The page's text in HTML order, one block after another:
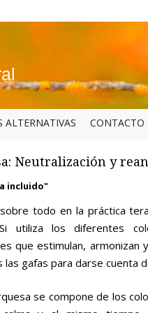
ALTERNATIVAS CONTACTO
Neutralización y
incluido"
todo en la práctica
utiliza los diferentes
que estimulan, armonizan
las gafas para darse cuenta
se compone de los